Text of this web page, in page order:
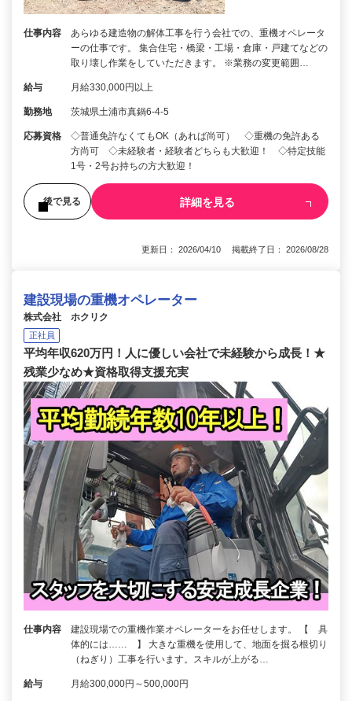
仕事内容
あらゆる建造物の解体工事を行う会社での、重機オペレータ
ーの仕事です。 集合住宅・橋梁・工場・倉庫・戸建てなどの
取り壊し作業をしていただきます。 ※業務の変更範囲…
給与 月給330,000円以上
勤務地 茨城県土浦市真鍋6-4-5
応募資格
◇普通免許なくてもOK（あれば尚可） ◇重機の免許ある
方尚可 ◇未経験者・経験者どちらも大歓迎！ ◇特定技能
1号・2号お持ちの方大歓迎！
後で見る 詳細を見る
更新日： 2026/04/10 掲載終了日： 2026/08/28
建設現場の重機オペレーター
株式会社 ホクリク
正社員
平均年収620万円！人に優しい会社で未経験から成長！★
残業少なめ★資格取得支援充実
仕事内容
建設現場での重機作業オペレーターをお任せします。 【 具
体的には…… 】 大きな重機を使用して、地面を掘る根切り
（ねぎり）工事を行います。スキルが上がる…
給与 月給300,000円～500,000円